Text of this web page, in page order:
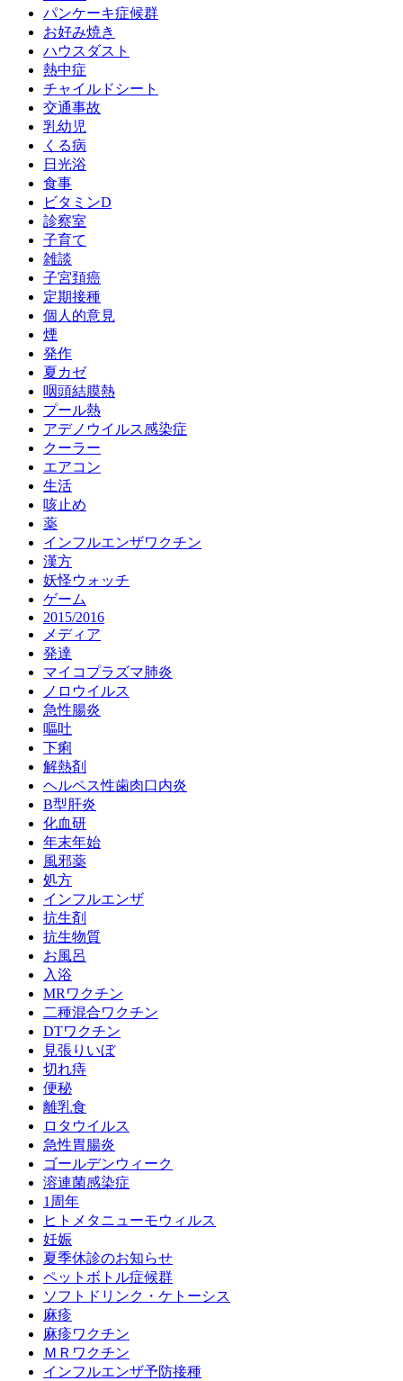
パンケーキ症候群
お好み焼き
ハウスダスト
熱中症
チャイルドシート
交通事故
乳幼児
くる病
日光浴
食事
ビタミンD
診察室
子育て
雑談
子宮頚癌
定期接種
個人的意見
煙
発作
夏カゼ
咽頭結膜熱
プール熱
アデノウイルス感染症
クーラー
エアコン
生活
咳止め
薬
インフルエンザワクチン
漢方
妖怪ウォッチ
ゲーム
2015/2016
メディア
発達
マイコプラズマ肺炎
ノロウイルス
急性腸炎
嘔吐
下痢
解熱剤
ヘルペス性歯肉口内炎
B型肝炎
化血研
年末年始
風邪薬
処方
インフルエンザ
抗生剤
抗生物質
お風呂
入浴
MRワクチン
二種混合ワクチン
DTワクチン
見張りいぼ
切れ痔
便秘
離乳食
ロタウイルス
急性胃腸炎
ゴールデンウィーク
溶連菌感染症
1周年
ヒトメタニューモウィルス
妊娠
夏季休診のお知らせ
ペットボトル症候群
ソフトドリンク・ケトーシス
麻疹
麻疹ワクチン
ＭＲワクチン
インフルエンザ予防接種